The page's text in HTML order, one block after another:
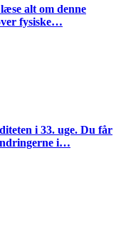
alt om denne
fysiske…
i 33. uge. Du får
i…